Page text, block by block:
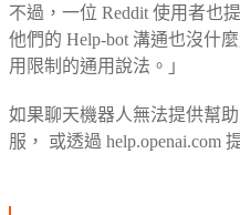
不過，一位 Reddit 使用者也
他們的 Help-bot 溝通也沒什
用限制的通用說法。」
如果聊天機器人無法提供幫
服， 或透過 help.openai.com